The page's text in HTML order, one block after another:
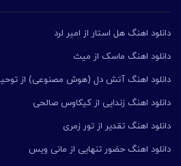
دانلود اهنگ هل استار از امیر لرد
دانلود اهنگ ماسک از میث
دانلود اهنگ آتش دل (هوش مصنوعی) از
دانلود اهنگ زندایی از کیکاوس صالحی
دانلود اهنگ تقدیر از تور زمری
دانلود اهنگ حضور تنهایی از مانی ویس